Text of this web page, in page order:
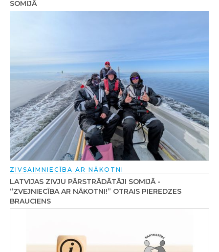
SOMIJĀ
ZIVSAIMNIECĪBA AR NĀKOTNI
LATVIJAS ZIVJU PĀRSTRĀDĀTĀJI SOMIJĀ -
“ZVEJNIECĪBA AR NĀKOTNI!” OTRAIS PIEREDZES
BRAUCIENS